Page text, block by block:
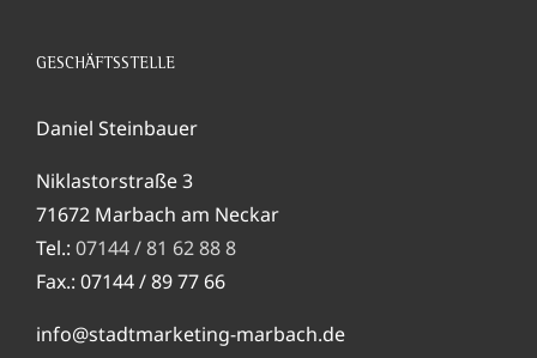
GESCHÄFTSSTELLE
Daniel Steinbauer
Niklastorstraße 3
71672 Marbach am Neckar
Tel.: 07144 / 81 62 88 8
Fax.: 07144 / 89 77 66
info@stadtmarketing-marbach.de